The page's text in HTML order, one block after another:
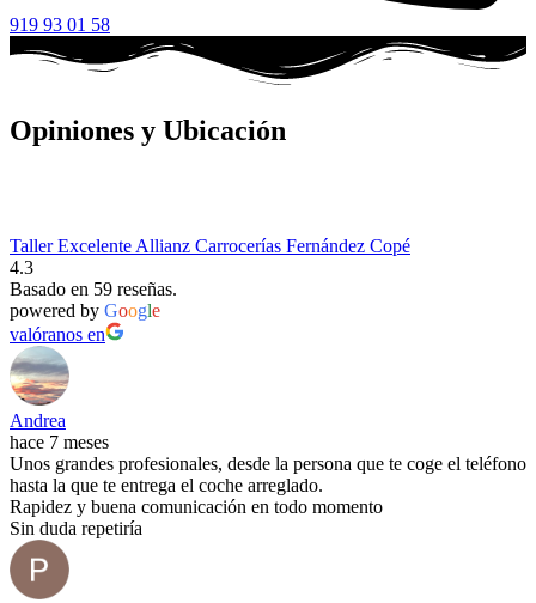
919 93 01 58
Opiniones y Ubicación
Taller Excelente Allianz Carrocerías Fernández Copé
4.3
Basado en 59 reseñas.
powered by Google
valóranos en
Andrea
hace 7 meses
Unos grandes profesionales, desde la persona que te coge el teléfono
hasta la que te entrega el coche arreglado.
Rapidez y buena comunicación en todo momento
Sin duda repetiría